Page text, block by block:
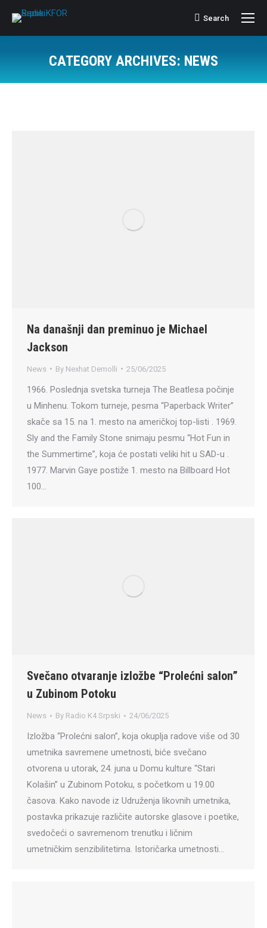
Search:
Search
CATEGORY ARCHIVES: NEWS
Na današnji dan preminuo je Michael
Jackson
News By Nexhat Demolli 25/06/2025
1966. Poslednja svetska turneja The Beatlesa počinje
u Minhenu. Tokom turneje, pesma “Paperback Writer”
skače sa 15. na 1. mesto na američkoj top-listi . 1969.
Sly and the Family Stone snimaju pesmu “Hot Fun in
the Summertime”, koja će postati veliki hit u SAD-u .
1977. Marvin Gaye postiže 1. mesto na Billboard Hot
100…
Svečano otvaranje izložbe “Prolećni salon”
u Zubinom Potoku
News By Radio K4 Srpski 24/06/2025
Izložba “Prolećni salon”, koja okuplja radove više od 30
umetnika savremene umetnosti, biće svečano
otvorena u utorak, 24. juna u Domu kulture “Stari
Kolašin” u Zubinom Potoku, s početkom u 19.00
časova. Kako navode iz Udruženja likovnih umetnika,
postavka prikazuje različite autorske glasove i poetike,
svedočeći o savremenom trenutku i ličnim
umetničkim senzibilitetima. Istoričarka umetnosti…